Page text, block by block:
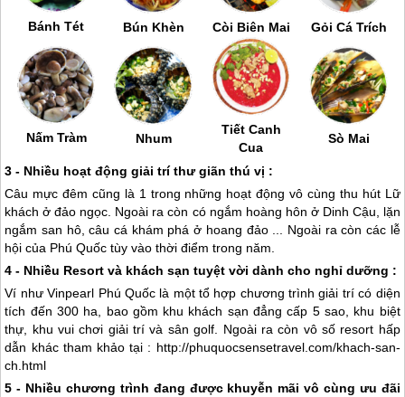
Bánh Tét Bún Khèn Còi Biên Mai Gỏi Cá Trích
Nấm Tràm Nhum
Tiết Canh
Cua
Sò Mai
3 - Nhiều hoạt động giải trí thư giãn thú vị :
Câu mực đêm cũng là 1 trong những hoạt động vô cùng thu hút Lữ
khách ở đảo ngọc. Ngoài ra còn có ngắm hoàng hôn ở Dinh Cậu, lặn
ngắm san hô, câu cá khám phá ở hoang đảo ... Ngoài ra còn các lễ
hội của Phú Quốc tùy vào thời điểm trong năm.
4 - Nhiều Resort và khách sạn tuyệt vời dành cho nghỉ dưỡng :
Ví như Vinpearl Phú Quốclà một tổ hợp chương trình giải trí có diện
tích đến 300 ha, bao gồm khu khách sạn đẳng cấp 5 sao, khu biệt
thự, khu vui chơi giải trí và sân golf. Ngoài ra còn vô số resort hấp
dẫn khác tham khảo tại : http://phuquocsensetravel.com/khach-san-
ch.html
5 - Nhiều chương trình đang được khuyễn mãi vô cùng ưu đãi